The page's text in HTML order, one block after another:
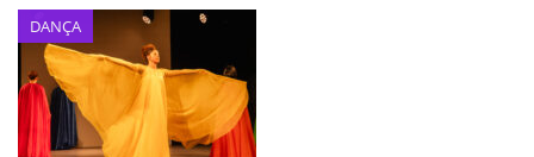
DANÇA